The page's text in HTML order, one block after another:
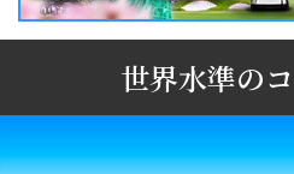
世界水準の